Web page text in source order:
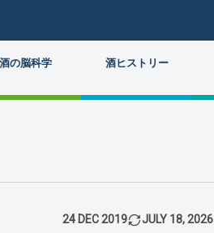
酒の脳科学 酒ヒストリー
24 DEC2019 JULY 18,2026